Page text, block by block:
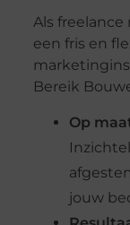
Als
een fris en
Bereik
Op
jouw